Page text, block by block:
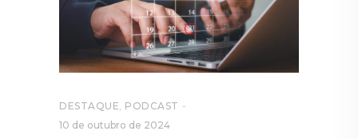
DESTAQUE PODCAST
10 de outubro de 2024